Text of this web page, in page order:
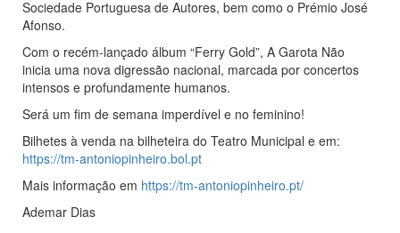
Sociedade Portuguesa de Autores, bem como o Prémio José
Afonso.
Com o recém-lançado álbum “Ferry Gold”, A Garota Não
inicia uma nova digressão nacional, marcada por concertos
intensos e profundamente humanos.
Será um fim de semana imperdível e no feminino!
Bilhetes à venda na bilheteira do Teatro Municipal e em:
https://tm-antoniopinheiro.bol.pt
Mais informação em https://tm-antoniopinheiro.pt/
Ademar Dias